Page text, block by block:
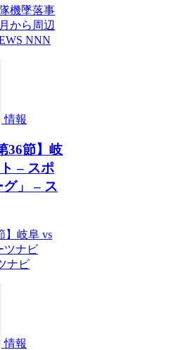
機墜落事
から周辺
NNN
情報
36節】岐
– スポ
」 – ス
】岐阜 vs
ツナビ
ナビ
情報